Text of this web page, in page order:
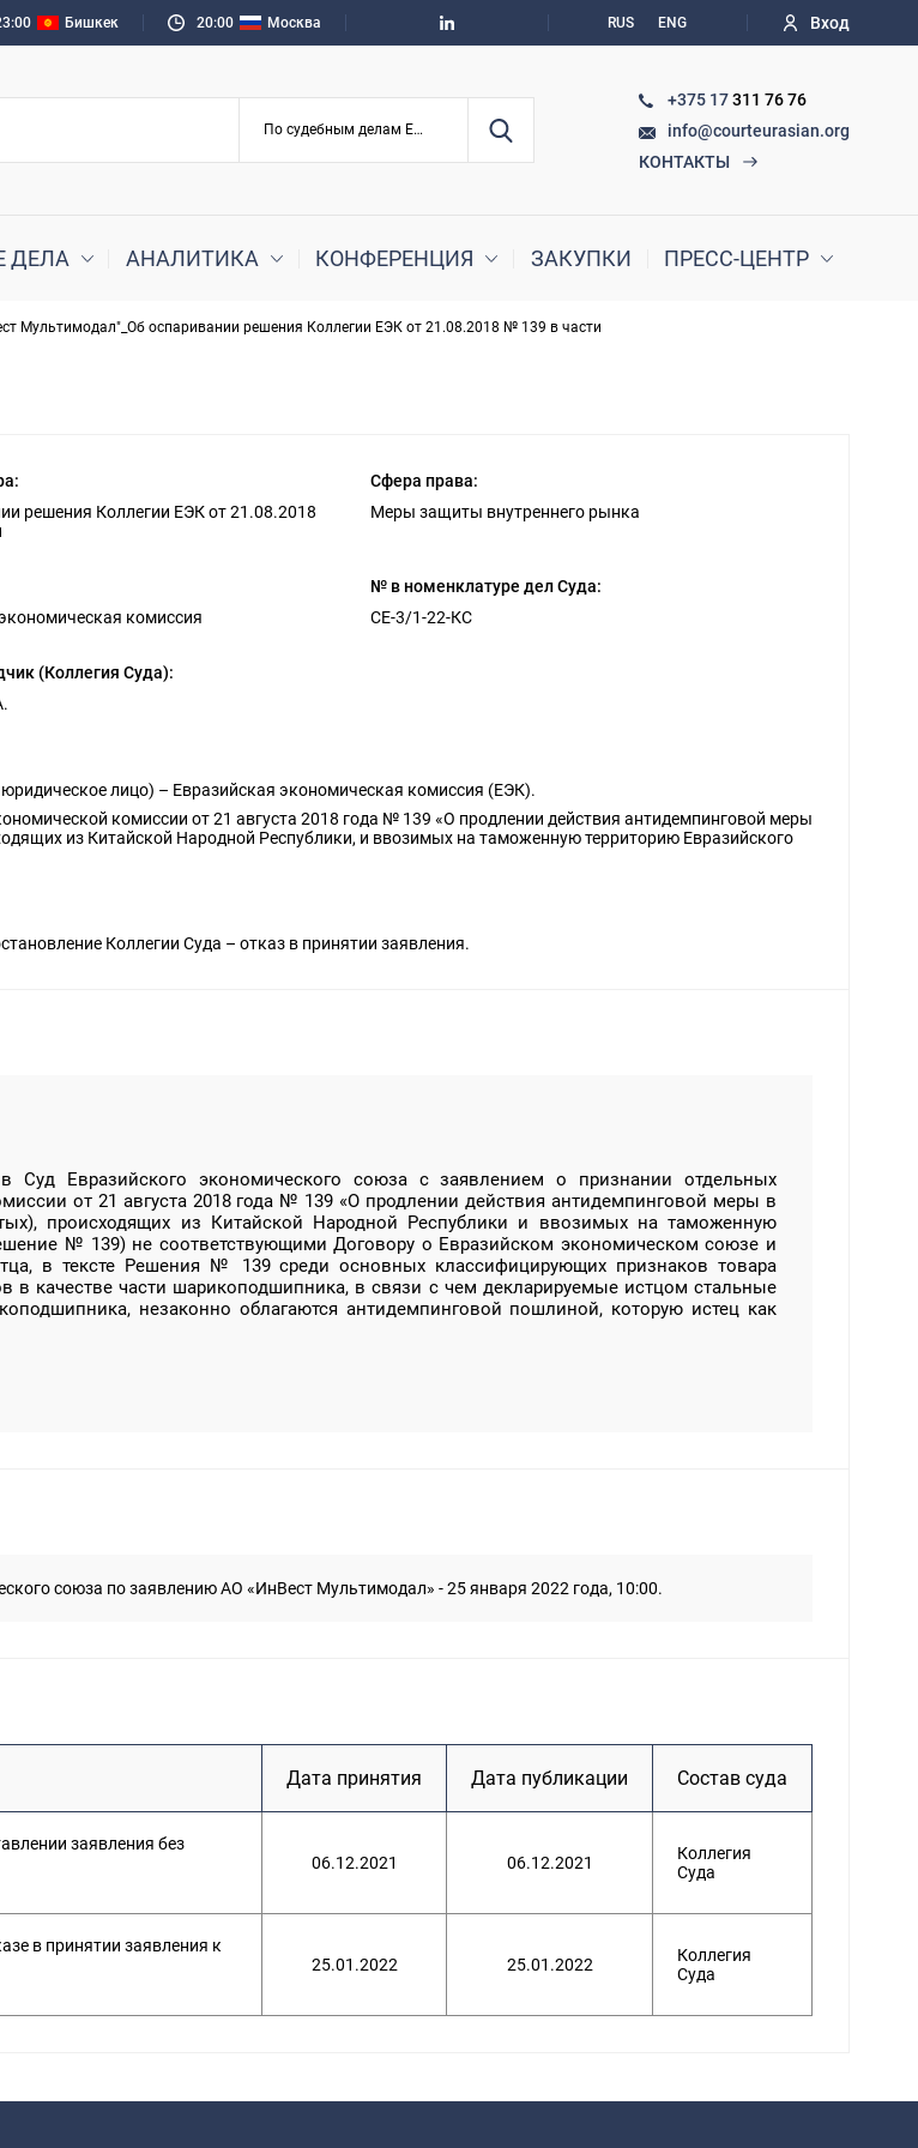
Бишкек 20:01 Москва RUS ENG Вход
По судебным делам ЕАЭС
+375 17311 76 76
info@courteurasian.org
КОНТАКТЫ
ДЕЛА АНАЛИТИКА КОНФЕРЕНЦИЯ ЗАКУПКИ ПРЕСС-ЦЕНТР
Мультимодал"_Об оспаривании решения Коллегии ЕЭК от 21.08.2018 № 139 в части
решения Коллегии ЕЭК от 21.08.2018
Сфера права:
Меры защиты внутреннего рынка
комиссия
№ в номенклатуре дел Суда:
СЕ-3/1-22-КС
(Коллегия Суда):
лицо) – Евразийская экономическая комиссия (ЕЭК).
комиссии от 21 августа 2018 года № 139 «О продлении действия антидемпинговой меры
из Китайской Народной Республики, и ввозимых на таможенную территорию Евразийского
Коллегии Суда – отказ в принятии заявления.
Суд Евразийского экономического союза с заявлением о признании отдельных
от 21 августа 2018 года № 139 «О продлении действия антидемпинговой меры в
происходящих из Китайской Народной Республики и ввозимых на таможенную
№ 139) не соответствующими Договору о Евразийском экономическом союзе и
в тексте Решения № 139 среди основных классифицирующих признаков товара
в качестве части шарикоподшипника, в связи с чем декларируемые истцом стальные
незаконно облагаются антидемпинговой пошлиной, которую истец как
союза по заявлению АО «ИнВест Мультимодал» - 25 января 2022 года, 10:00.
Дата принятия Дата публикации Состав суда
заявления без
06.12.2021 06.12.2021
Коллегия
Суда
в принятии заявления к
25.01.2022 25.01.2022
Коллегия
Суда